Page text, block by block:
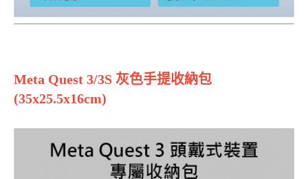
Meta Quest 3/3S 灰色手提收納包
(35x25.5x16cm)